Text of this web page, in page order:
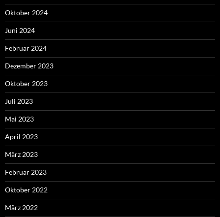
Oktober 2024
Juni 2024
Februar 2024
Dezember 2023
Oktober 2023
Juli 2023
Mai 2023
April 2023
März 2023
Februar 2023
Oktober 2022
März 2022